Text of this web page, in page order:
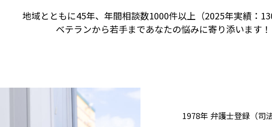
地域とともに45年、年間相談数1000件以上（2025年実績：
ベテランから若手まであなたの悩みに寄り添います！
1978年 弁護士登録（司